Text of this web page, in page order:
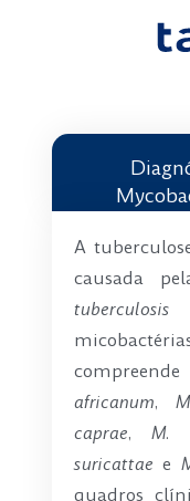
A
causada
tuberculosis
africanum,
caprae,M.
suricattae e
quadros